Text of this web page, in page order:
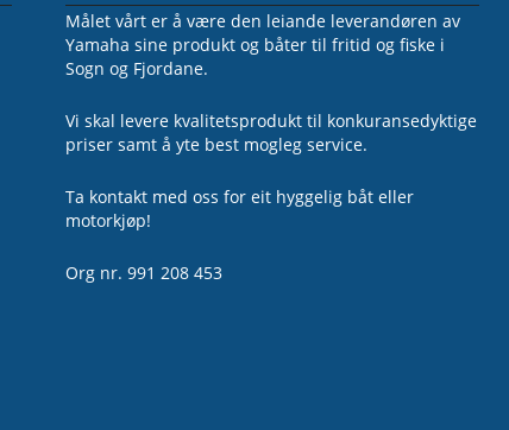
Målet vårt er å være den leiande leverandøren av
Yamaha sine produkt og båter til fritid og fiske i
Sogn og Fjordane.
Vi skal levere kvalitetsprodukt til konkuransedyktige
priser samt å yte best mogleg service.
Ta kontakt med oss for eit hyggelig båt eller
motorkjøp!
Org nr. 991 208 453